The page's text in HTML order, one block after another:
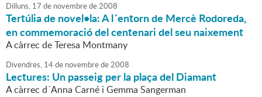
Dilluns, 17 de novembrede2008
Tertúlia de novel•la: A l´entorn de Mercè Rodoreda,
en commemoració del centenari del seu naixement
A càrrec de Teresa Montmany
Divendres, 14de novembrede2008
Lectures: Un passeig per la plaça del Diamant
A càrrec d´Anna Carné i Gemma Sangerman